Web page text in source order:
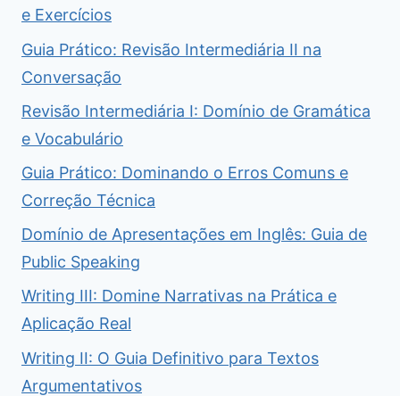
e Exercícios
Guia Prático: Revisão Intermediária II na
Conversação
Revisão Intermediária I: Domínio de Gramática
e Vocabulário
Guia Prático: Dominando o Erros Comuns e
Correção Técnica
Domínio de Apresentações em Inglês: Guia de
Public Speaking
Writing III: Domine Narrativas na Prática e
Aplicação Real
Writing II: O Guia Definitivo para Textos
Argumentativos